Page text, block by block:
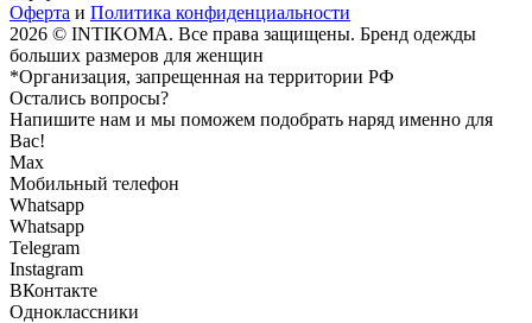
Оферта и Политика конфиденциальности
2026 © INTIKOMA. Все права защищены. Бренд одежды
больших размеров для женщин
*Организация, запрещенная на территории РФ
Остались вопросы?
Напишите нам и мы поможем подобрать наряд именно для
Вас!
Max
Мобильный телефон
Whatsapp
Whatsapp
Telegram
Instagram
ВКонтакте
Одноклассники